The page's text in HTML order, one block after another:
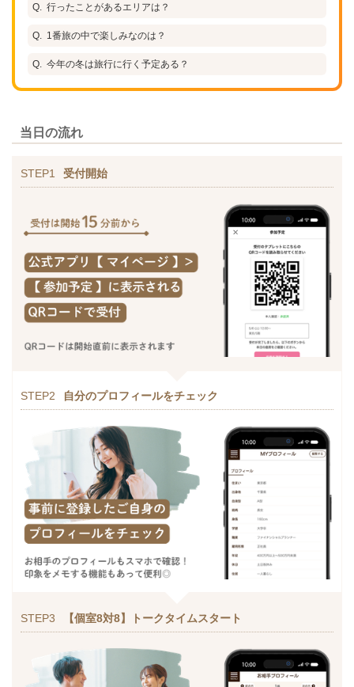
行ったことがあるエリアは？
1番旅の中で楽しみなのは？
今年の冬は旅行に行く予定ある？
当日の流れ
STEP1 受付開始
STEP2 自分のプロフィールをチェック
STEP3 【個室8対8】トークタイムスタート